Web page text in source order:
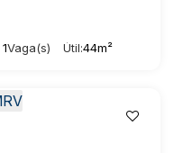
1Vaga(s) Útil:44m²